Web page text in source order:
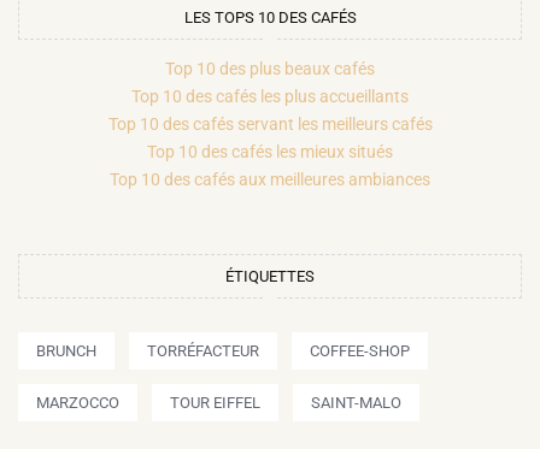
LES TOPS 10 DES CAFÉS
Top 10 des plus beaux cafés
Top 10 des cafés les plus accueillants
Top 10 des cafés servant les meilleurs cafés
Top 10 des cafés les mieux situés
Top 10 des cafés aux meilleures ambiances
ÉTIQUETTES
BRUNCH TORRÉFACTEUR COFFEE-SHOP
MARZOCCO TOUR EIFFEL SAINT-MALO